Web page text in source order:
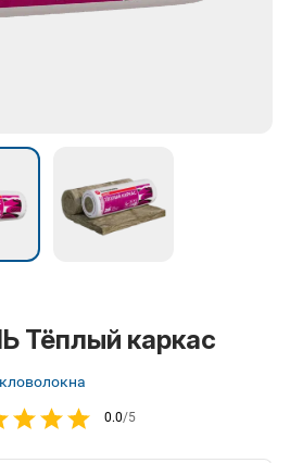
Тёплый каркас
0.0/5